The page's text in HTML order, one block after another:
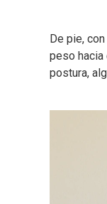
De pie,
peso hacia
postura,